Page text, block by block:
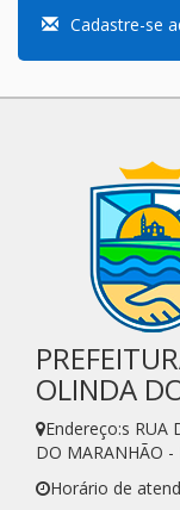
Cadastre-se
OLINDA
Endereço:s RUA
DO MARANHÃO
Horário de